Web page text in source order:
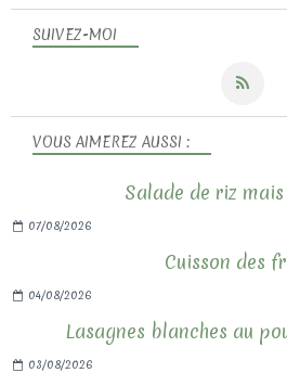
SUIVEZ-MOI
VOUS AIMEREZ AUSSI :
Salade de riz
07/08/2026
Cuisson des
04/08/2026
Lasagnes blanches au
03/08/2026